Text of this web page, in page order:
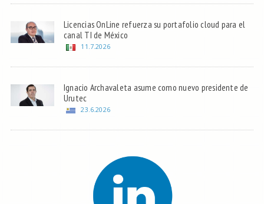
Licencias OnLine refuerza su portafolio cloud para el
canal TI de México
11.7.2026
Ignacio Archavaleta asume como nuevo presidente de
Urutec
23.6.2026